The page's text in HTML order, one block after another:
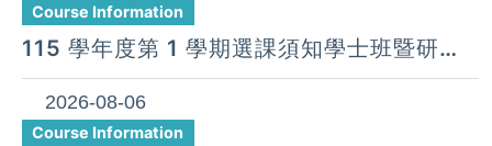
Course Information
115 學年度第 1 學期選課須知學士班暨研究
所(COURSE SELECTION GUIDE IN THIS
SEMESTER)
2026-08-06
Course Information